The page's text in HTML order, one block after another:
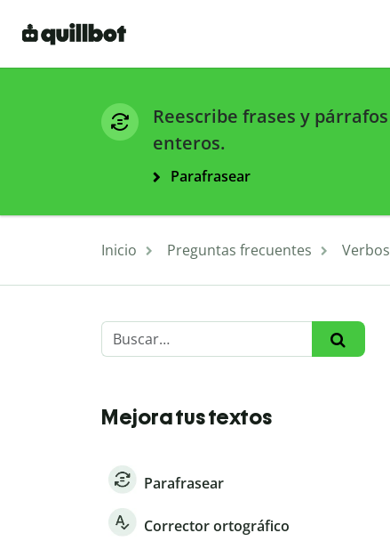
Reescribe frases y párrafos
enteros.
Parafrasear
Inicio Preguntas frecuentes Verbos
Mejora tus textos
Parafrasear
Corrector ortográfico